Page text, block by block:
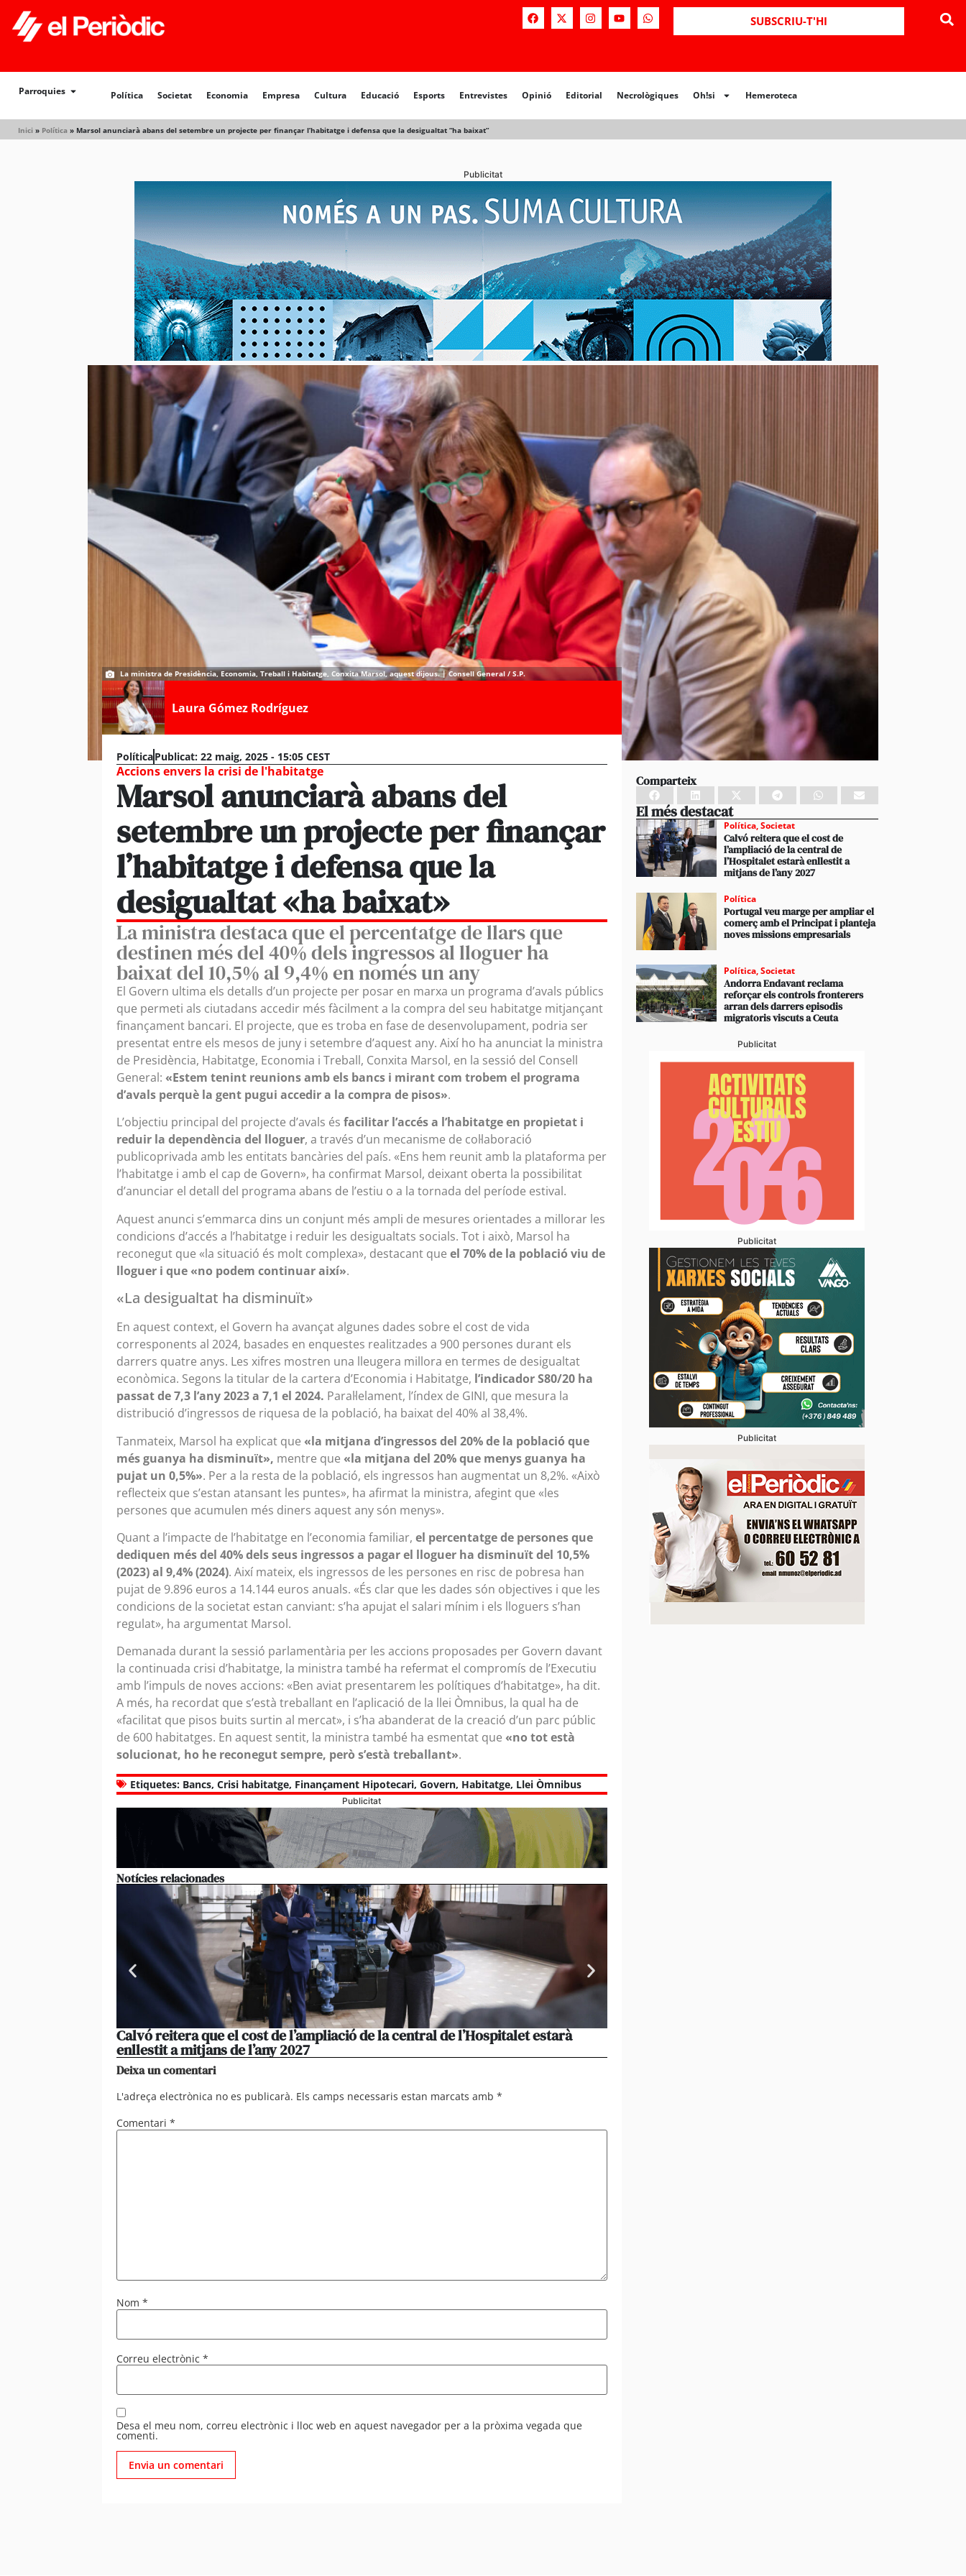
SUBSCRIU-T'HI
Parroquies Política Societat Economia Empresa Cultura Educació Esports Entrevistes Opinió Editorial Necrològiques Oh!si Hemeroteca
Inici » Política » Marsol anunciarà abans del setembre un projecte per finançar l’habitatge i defensa que la desigualtat “ha baixat”
Política Societat Opinió Editorial Necrològiques Hemeroteca
Publicitat
La ministra de Presidència, Economia, Treball i Habitatge, Conxita Marsol, aquest dijous. | Consell General / S.P.
Laura Gómez Rodríguez
PolíticaPublicat: 22 maig, 2025 - 15:05 CEST
Accions envers la crisi de l'habitatge
Marsol anunciarà abans del
setembre un projecte per finançar
l’habitatge i defensa que la
desigualtat «ha baixat»
La ministra destaca que el percentatge de llars que
destinen més del 40% dels ingressos al lloguer ha
baixat del 10,5% al 9,4% en només un any
El Govern ultima els detalls d’un projecte per posar en marxa un programa d’avals públics
que permeti als ciutadans accedir més fàcilment a la compra del seu habitatge mitjançant
finançament bancari. El projecte, que es troba en fase de desenvolupament, podria ser
presentat entre els mesos de juny i setembre d’aquest any. Així ho ha anunciat la ministra
de Presidència, Habitatge, Economia i Treball, Conxita Marsol, en la sessió del Consell
General: «Estem tenint reunions amb els bancs i mirant com trobem el programa
d’avals perquè la gent pugui accedir a la compra de pisos».
L’objectiu principal del projecte d’avals és facilitar l’accés a l’habitatge en propietat i
reduir la dependència del lloguer, a través d’un mecanisme de col·laboració
publicoprivada amb les entitats bancàries del país. «Ens hem reunit amb la plataforma per
l’habitatge i amb el cap de Govern», ha confirmat Marsol, deixant oberta la possibilitat
d’anunciar el detall del programa abans de l’estiu o a la tornada del període estival.
Aquest anunci s’emmarca dins un conjunt més ampli de mesures orientades a millorar les
condicions d’accés a l’habitatge i reduir les desigualtats socials. Tot i això, Marsol ha
reconegut que «la situació és molt complexa», destacant que el 70% de la població viu de
lloguer i que «no podem continuar així».
«La desigualtat ha disminuït»
En aquest context, el Govern ha avançat algunes dades sobre el cost de vida
corresponents al 2024, basades en enquestes realitzades a 900 persones durant els
darrers quatre anys. Les xifres mostren una lleugera millora en termes de desigualtat
econòmica. Segons la titular de la cartera d’Economia i Habitatge, l’indicador S80/20 ha
passat de 7,3 l’any 2023 a 7,1 el 2024. Paral·lelament, l’índex de GINI, que mesura la
distribució d’ingressos de riquesa de la població, ha baixat del 40% al 38,4%.
Tanmateix, Marsol ha explicat que «la mitjana d’ingressos del 20% de la població que
més guanya ha disminuït», mentre que «la mitjana del 20% que menys guanya ha
pujat un 0,5%». Per a la resta de la població, els ingressos han augmentat un 8,2%. «Això
reflecteix que s’estan atansant les puntes», ha afirmat la ministra, afegint que «les
persones que acumulen més diners aquest any són menys».
Quant a l’impacte de l’habitatge en l’economia familiar, el percentatge de persones que
dediquen més del 40% dels seus ingressos a pagar el lloguer ha disminuït del 10,5%
(2023) al 9,4% (2024). Així mateix, els ingressos de les persones en risc de pobresa han
pujat de 9.896 euros a 14.144 euros anuals. «És clar que les dades són objectives i que les
condicions de la societat estan canviant: s’ha apujat el salari mínim i els lloguers s’han
regulat», ha argumentat Marsol.
Demanada durant la sessió parlamentària per les accions proposades per Govern davant
la continuada crisi d’habitatge, la ministra també ha refermat el compromís de l’Executiu
amb l’impuls de noves accions: «Ben aviat presentarem les polítiques d’habitatge», ha dit.
A més, ha recordat que s’està treballant en l’aplicació de la llei Òmnibus, la qual ha de
«facilitat que pisos buits surtin al mercat», i s’ha abanderat de la creació d’un parc públic
de 600 habitatges. En aquest sentit, la ministra també ha esmentat que «no tot està
solucionat, ho he reconegut sempre, però s’està treballant».
Etiquetes: Bancs, Crisi habitatge, Finançament Hipotecari, Govern, Habitatge, Llei Òmnibus
Publicitat
Notícies relacionades
Calvó reitera que el cost de l’ampliació de la central de l’Hospitalet estarà
enllestit a mitjans de l’any 2027
Deixa un comentari
L'adreça electrònica no es publicarà. Els camps necessaris estan marcats amb *
Comentari *
Nom *
Correu electrònic *
Desa el meu nom, correu electrònic i lloc web en aquest navegador per a la pròxima vegada que
comenti.
Comparteix
El més destacat
Política,Societat
Calvó reitera que el cost de
l’ampliació de la central de
l’Hospitalet estarà enllestit a
mitjans de l’any 2027
Política
Portugal veu marge per ampliar el
comerç amb el Principat i planteja
noves missions empresarials
Política,Societat
Andorra Endavant reclama
reforçar els controls fronterers
arran dels darrers episodis
migratoris viscuts a Ceuta
Publicitat
Publicitat
Publicitat